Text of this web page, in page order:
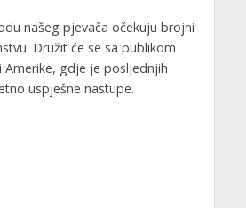
našeg pjevača očekuju brojni
Družit će se sa publikom
Amerike, gdje je posljednjih
uspješne nastupe.